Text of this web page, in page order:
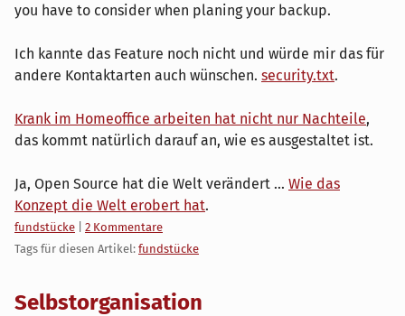
you have to consider when planing your backup.
Ich kannte das Feature noch nicht und würde mir das für
andere Kontaktarten auch wünschen. security.txt.
Krank im Homeoffice arbeiten hat nicht nur Nachteile,
das kommt natürlich darauf an, wie es ausgestaltet ist.
Ja, Open Source hat die Welt verändert ... Wie das
Konzept die Welt erobert hat.
Kategorien:
fundstücke
2 Kommentare
Tags für diesen Artikel: fundstücke
Selbstorganisation